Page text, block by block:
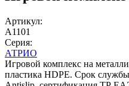
Артикул:
A1101
Серия:
АТРИО
Игровой комплекс на
пластика HDPE. Срок